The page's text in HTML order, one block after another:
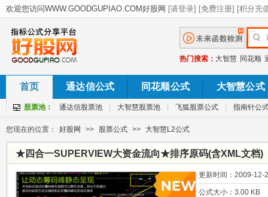
热门搜索： 大智慧 同花顺
首页 通达信公式 同花顺公式 大智慧公式
股票池： 通达信股票池 大智慧股票池 飞狐股票公式 指南针公
您现在的位置： 好股网 >> 股票公式 >> 大智慧L2公式
★四合一SUPERVIEW大资金流向★排序原码(含XML文档)
更新时间： 2009-12-
公式大小： 3.00 KB